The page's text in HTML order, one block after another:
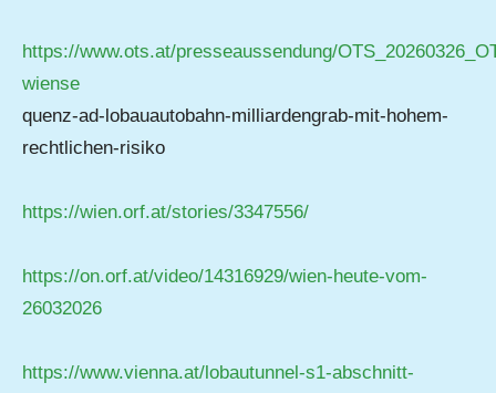
https://www.ots.at/presseaussendung/
wiense
quenz-ad-lobauautobahn-milliardengrab-mit-hohem-
rechtlichen-risiko
https://wien.orf.at/stories/3347556/
https://on.orf.at/video/14316929/wien-heute-vom-
26032026
https://www.vienna.at/lobautunnel-s1-abschnitt-